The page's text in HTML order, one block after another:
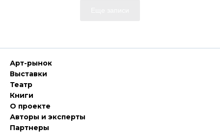
Арт-рынок
Выставки
Театр
Книги
О проекте
Авторы и эксперты
Партнеры